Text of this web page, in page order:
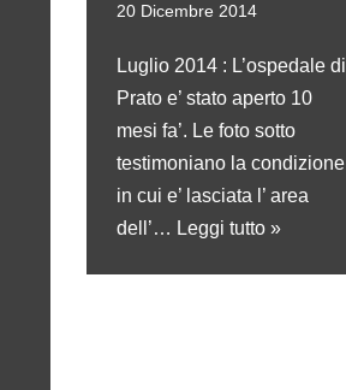
20 Dicembre 2014
Luglio 2014 : L’ospedale di
Prato e’ stato aperto 10
mesi fa’. Le foto sotto
testimoniano la condizione
in cui e’ lasciata l’ area
dell’… Leggi tutto »